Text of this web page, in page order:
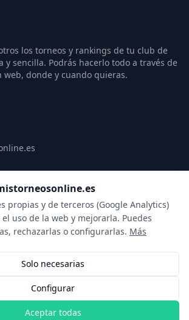
propias y de terceros (Google Analytics)
uso de la web y mejorarla. Puedes
rechazarlas o configurarlas. Más
Solo necesarias
Configurar
Aceptar todas
los torneos y rankings de tu club de
y sencilla. Podrás hacerlo todo a través de
web, donde y cuando quieras.
Copyright: mistorneosonline.es